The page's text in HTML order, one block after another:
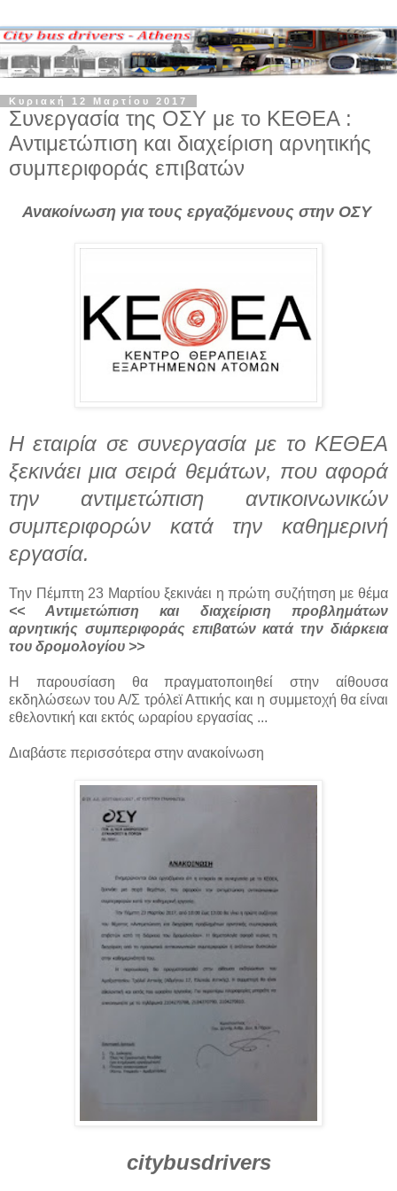
Κυριακή 12 Μαρτίου 2017
Συνεργασία της ΟΣΥ με το ΚΕΘΕΑ :
Αντιμετώπιση και διαχείριση αρνητικής
συμπεριφοράς επιβατών
Ανακοίνωση για τους εργαζόμενους στην ΟΣΥ
Η εταιρία σε συνεργασία με το ΚΕΘΕΑ
ξεκινάει μια σειρά θεμάτων, που αφορά
την αντιμετώπιση αντικοινωνικών
συμπεριφορών κατά την καθημερινή
εργασία.
Την Πέμπτη 23 Μαρτίου ξεκινάει η πρώτη συζήτηση με θέμα
<< Αντιμετώπιση και διαχείριση προβλημάτων
αρνητικής συμπεριφοράς επιβατών κατά την διάρκεια
του δρομολογίου >>
Η παρουσίαση θα πραγματοποιηθεί στην αίθουσα
εκδηλώσεων του Α/Σ τρόλεϊ Αττικής και η συμμετοχή θα είναι
εθελοντική και εκτός ωραρίου εργασίας ...
Διαβάστε περισσότερα στην ανακοίνωση
citybusdrivers